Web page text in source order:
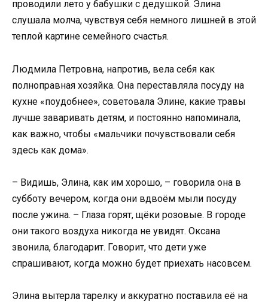
проводили лето у бабушки с дедушкой. Элина
слушала молча, чувствуя себя немного лишней в этой
теплой картине семейного счастья.
Людмила Петровна, напротив, вела себя как
полноправная хозяйка. Она переставляла посуду на
кухне «поудобнее», советовала Элине, какие травы
лучше заваривать детям, и постоянно напоминала,
как важно, чтобы «мальчики почувствовали себя
здесь как дома».
– Видишь, Элина, как им хорошо, – говорила она в
субботу вечером, когда они вдвоём мыли посуду
после ужина. – Глаза горят, щёки розовые. В городе
они такого воздуха никогда не увидят. Оксана
звонила, благодарит. Говорит, что дети уже
спрашивают, когда можно будет приехать насовсем.
Элина вытерла тарелку и аккуратно поставила её на